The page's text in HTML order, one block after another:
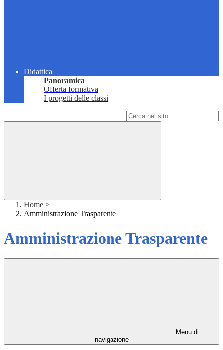
Didattica
Panoramica
Offerta formativa
I progetti delle classi
Home >
Amministrazione Trasparente
Amministrazione Trasparente
Menu di
navigazione